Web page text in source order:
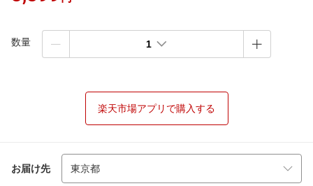
数量 1
楽天市場アプリで購入する
お届け先